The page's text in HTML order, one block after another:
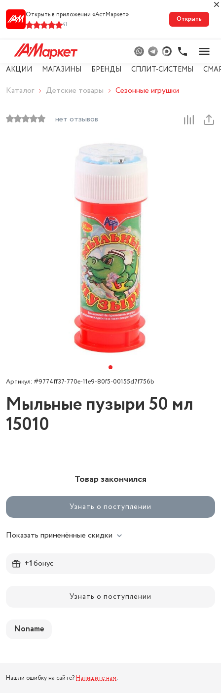
Открыть в приложении «АстМарке‪т‬»
41
Открыть
АКЦИИ МАГАЗИНЫ БРЕНДЫ СПЛИТ-СИСТЕМЫ
Каталог Детские товары Сезонные игрушки
нет отзывов
Артикул: #9774ff37-770e-11e9-80f5-00155d7f756b
Мыльные пузыри 50 мл
15010
Товар закончился
Узнать о поступлении
Показать применённые скидки
+1бонус
Узнать о поступлении
Noname
Нашли ошибку на сайте? Напишите нам.